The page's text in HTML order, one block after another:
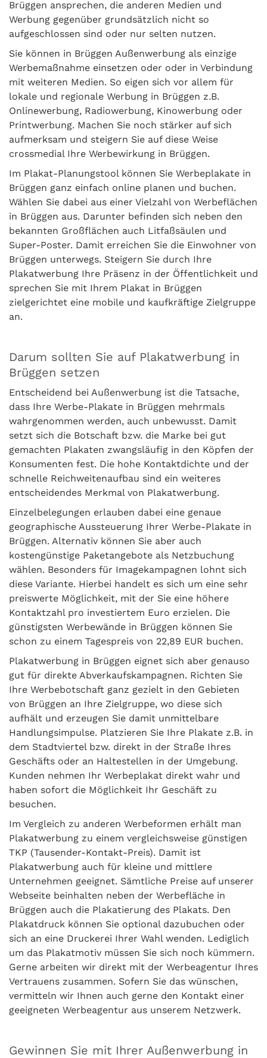
Brüggen ansprechen, die anderen Medien und
Werbung gegenüber grundsätzlich nicht so
aufgeschlossen sind oder nur selten nutzen.
Sie können in Brüggen Außenwerbung als einzige
Werbemaßnahme einsetzen oder oder in Verbindung
mit weiteren Medien. So eigen sich vor allem für
lokale und regionale Werbung in Brüggen z.B.
Onlinewerbung, Radiowerbung, Kinowerbung oder
Printwerbung. Machen Sie noch stärker auf sich
aufmerksam und steigern Sie auf diese Weise
crossmedial Ihre Werbewirkung in Brüggen.
Im Plakat-Planungstool können Sie Werbeplakate in
Brüggen ganz einfach online planen und buchen.
Wählen Sie dabei aus einer Vielzahl von Werbeflächen
in Brüggen aus. Darunter befinden sich neben den
bekannten Großflächen auch Litfaßsäulen und
Super-Poster. Damit erreichen Sie die Einwohner von
Brüggen unterwegs. Steigern Sie durch Ihre
Plakatwerbung Ihre Präsenz in der Öffentlichkeit und
sprechen Sie mit Ihrem Plakat in Brüggen
zielgerichtet eine mobile und kaufkräftige Zielgruppe
an.
Darum sollten Sie auf Plakatwerbung in
Brüggen setzen
Entscheidend bei Außenwerbung ist die Tatsache,
dass Ihre Werbe-Plakate in Brüggen mehrmals
wahrgenommen werden, auch unbewusst. Damit
setzt sich die Botschaft bzw. die Marke bei gut
gemachten Plakaten zwangsläufig in den Köpfen der
Konsumenten fest. Die hohe Kontaktdichte und der
schnelle Reichweitenaufbau sind ein weiteres
entscheidendes Merkmal von Plakatwerbung.
Einzelbelegungen erlauben dabei eine genaue
geographische Aussteuerung Ihrer Werbe-Plakate in
Brüggen. Alternativ können Sie aber auch
kostengünstige Paketangebote als Netzbuchung
wählen. Besonders für Imagekampagnen lohnt sich
diese Variante. Hierbei handelt es sich um eine sehr
preiswerte Möglichkeit, mit der Sie eine höhere
Kontaktzahl pro investiertem Euro erzielen. Die
günstigsten Werbewände in Brüggen können Sie
schon zu einem Tagespreis von 22,89 EUR buchen.
Plakatwerbung in Brüggen eignet sich aber genauso
gut für direkte Abverkaufskampagnen. Richten Sie
Ihre Werbebotschaft ganz gezielt in den Gebieten
von Brüggen an Ihre Zielgruppe, wo diese sich
aufhält und erzeugen Sie damit unmittelbare
Handlungsimpulse. Platzieren Sie Ihre Plakate z.B. in
dem Stadtviertel bzw. direkt in der Straße Ihres
Geschäfts oder an Haltestellen in der Umgebung.
Kunden nehmen Ihr Werbeplakat direkt wahr und
haben sofort die Möglichkeit Ihr Geschäft zu
besuchen.
Im Vergleich zu anderen Werbeformen erhält man
Plakatwerbung zu einem vergleichsweise günstigen
TKP (Tausender-Kontakt-Preis). Damit ist
Plakatwerbung auch für kleine und mittlere
Unternehmen geeignet. Sämtliche Preise auf unserer
Webseite beinhalten neben der Werbefläche in
Brüggen auch die Plakatierung des Plakats. Den
Plakatdruck können Sie optional dazubuchen oder
sich an eine Druckerei Ihrer Wahl wenden. Lediglich
um das Plakatmotiv müssen Sie sich noch kümmern.
Gerne arbeiten wir direkt mit der Werbeagentur Ihres
Vertrauens zusammen. Sofern Sie das wünschen,
vermitteln wir Ihnen auch gerne den Kontakt einer
geeigneten Werbeagentur aus unserem Netzwerk.
Gewinnen Sie mit Ihrer Außenwerbung in